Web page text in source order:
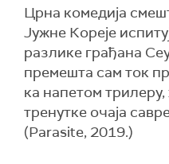
Црна комедија
Јужне Кореје
разлике грађана
премешта сам ток
ка напетом
тренутке очаја
(Parasite, 2019.)